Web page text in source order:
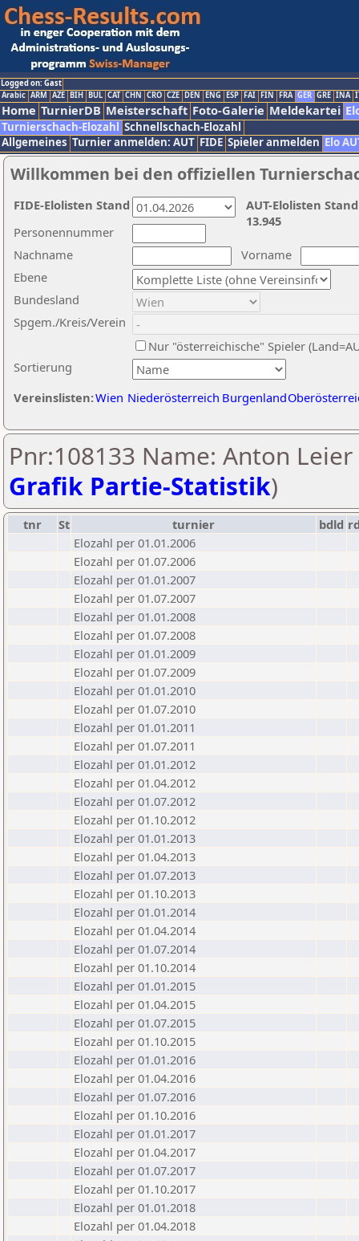
Logged on: Gast
Arabic ARM AZE BIH BUL CAT CHN CRO CZE DEN ENG ESP FAI FIN FRA GER GRE INA
Home TurnierDB Meisterschaft Foto-Galerie Meldekartei
Turnierschach-Elozahl Schnellschach-Elozahl
Allgemeines Turnier anmelden: AUT FIDE Spieler anmelden Elo
Willkommen bei den offiziellen
Nachname
Vorname
Ebene
Sortierung
Personennummer
Bundesland
Spgem./Kreis/Verein
Nur "österreichische" Spieler
Vereinslisten:Wien Niederösterreich Burgenland
AUT-Elolisten
13.945
FIDE-Elolisten Stand
Pnr:108133 Name: Anton Leier
Grafik Partie-Statistik)
tnr St turnier bdld
Elozahl per 01.01.2006
Elozahl per 01.07.2006
Elozahl per 01.01.2007
Elozahl per 01.07.2007
Elozahl per 01.01.2008
Elozahl per 01.07.2008
Elozahl per 01.01.2009
Elozahl per 01.07.2009
Elozahl per 01.01.2010
Elozahl per 01.07.2010
Elozahl per 01.01.2011
Elozahl per 01.07.2011
Elozahl per 01.01.2012
Elozahl per 01.04.2012
Elozahl per 01.07.2012
Elozahl per 01.10.2012
Elozahl per 01.01.2013
Elozahl per 01.04.2013
Elozahl per 01.07.2013
Elozahl per 01.10.2013
Elozahl per 01.01.2014
Elozahl per 01.04.2014
Elozahl per 01.07.2014
Elozahl per 01.10.2014
Elozahl per 01.01.2015
Elozahl per 01.04.2015
Elozahl per 01.07.2015
Elozahl per 01.10.2015
Elozahl per 01.01.2016
Elozahl per 01.04.2016
Elozahl per 01.07.2016
Elozahl per 01.10.2016
Elozahl per 01.01.2017
Elozahl per 01.04.2017
Elozahl per 01.07.2017
Elozahl per 01.10.2017
Elozahl per 01.01.2018
Elozahl per 01.04.2018